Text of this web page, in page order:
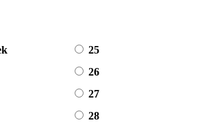
25
26
27
28